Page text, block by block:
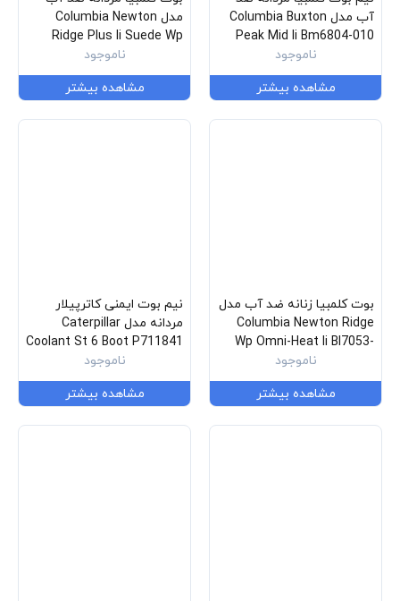
آب مدل Columbia Buxton
Peak Mid Ii Bm6804-010
ناموجود
مشاهده بیشتر
مدل Columbia Newton
Ridge Plus Ii Suede Wp
Bm2812-286ناموجود
مشاهده بیشتر
بوت کلمبیا زنانه ضد آب مدل
Columbia Newton Ridge
Wp Omni-Heat Ii Bl7053-
ناموجود
مشاهده بیشتر
نیم بوت ایمنی کاترپیلار
مردانه مدل Caterpillar
Coolant St 6 Boot P711841
ناموجود
مشاهده بیشتر